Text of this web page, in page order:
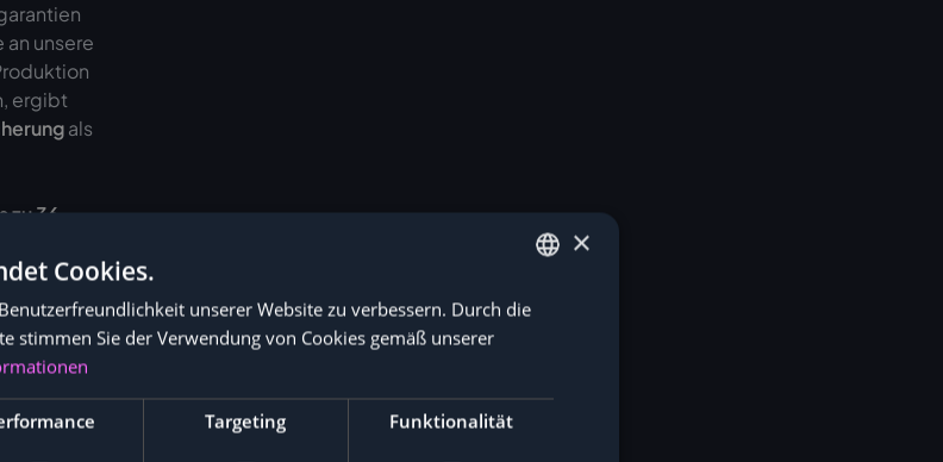
unsere
ergibt
als
zu 36
GERMAN
×
Cookies.
unserer Website zu verbessern. Durch die
stimmen Sie der Verwendung von Cookies gemäß unserer
Targeting Funktionalität